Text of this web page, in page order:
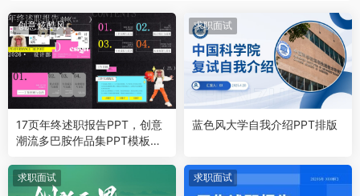
创意炫酷风
17页年终述职报告PPT，创意
潮流多巴胺作品集PPT模板作
求职面试
蓝色风大学自我介绍PPT排版
求职面试 求职面试